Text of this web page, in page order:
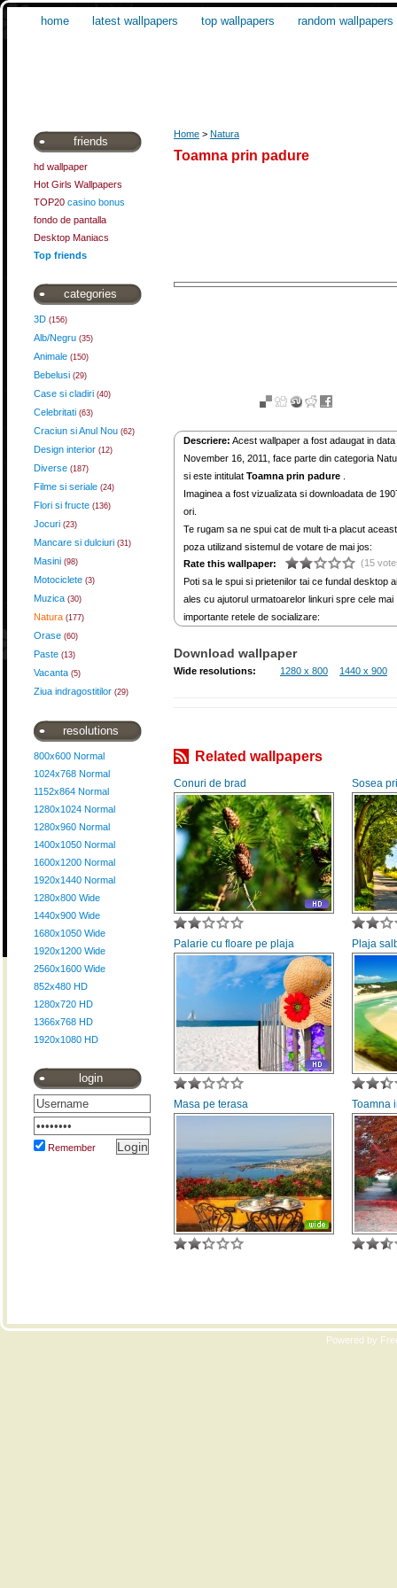
home latest wallpapers top wallpapers random wallpapers
friends
hd wallpaper
Hot Girls Wallpapers
TOP20 casino bonus
fondo de pantalla
Desktop Maniacs
Top friends
categories
3D (156)
Alb/Negru (35)
Animale (150)
Bebelusi (29)
Case si cladiri (40)
Celebritati (63)
Craciun si Anul Nou (62)
Design interior (12)
Diverse (187)
Filme si seriale (24)
Flori si fructe (136)
Jocuri (23)
Mancare si dulciuri (31)
Masini (98)
Motociclete (3)
Muzica (30)
Natura (177)
Orase (60)
Paste (13)
Vacanta (5)
Ziua indragostitilor (29)
resolutions
800x600 Normal
1024x768 Normal
1152x864 Normal
1280x1024 Normal
1280x960 Normal
1400x1050 Normal
1600x1200 Normal
1920x1440 Normal
1280x800 Wide
1440x900 Wide
1680x1050 Wide
1920x1200 Wide
2560x1600 Wide
852x480 HD
1280x720 HD
1366x768 HD
1920x1080 HD
login
Remember
Home > Natura
Toamna prin padure
Descriere: Acest wallpaper a fost adaugat in data
November 16, 2011, face parte din categoria
si este intitulat Toamna prin padure
Imaginea a fost vizualizata si downloadata de
ori.
Te rugam sa ne spui cat de mult ti-a placut
poza utilizand sistemul de votare de mai jos:
Rate this wallpaper:
(15
Poti sa le spui si prietenilor tai ce fundal desktop ai
ales cu ajutorul urmatoarelor linkuri spre cele mai
importante retele de socializare:
Download wallpaper
Wide resolutions: 1280 x 800 1440 x 900
Related wallpapers
Conuri de brad Sosea
Palarie cu floare pe plaja Plaja
Masa pe terasa Toamna
Powered by